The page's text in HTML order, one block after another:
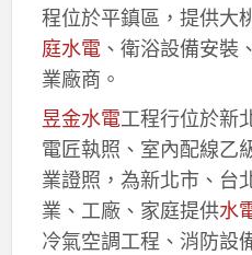
程位於平鎮區，提供大
庭水電、衛浴設備安裝
業廠商。
昱金水電工程行位於新
電匠執照、室內配線乙
業證照，為新北市、台
業、工廠、家庭提供水
冷氣空調工程、消防設